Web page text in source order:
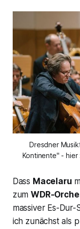
Dresdner
Kontinente" - hier
Dass Macelaru
zumWDR-
massiver Es-
ich zunächst als